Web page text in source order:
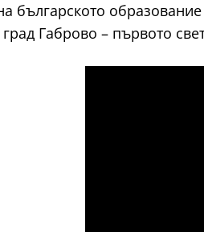
българското
Габрово – първото